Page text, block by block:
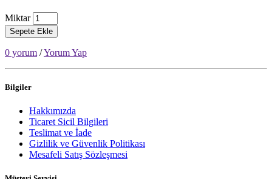
Miktar
Sepete Ekle
0 yorum /Yorum Yap
Bilgiler
Hakkımızda
Ticaret Sicil Bilgileri
Teslimat ve İade
Gizlilik ve Güvenlik Politikası
Mesafeli Satış Sözleşmesi